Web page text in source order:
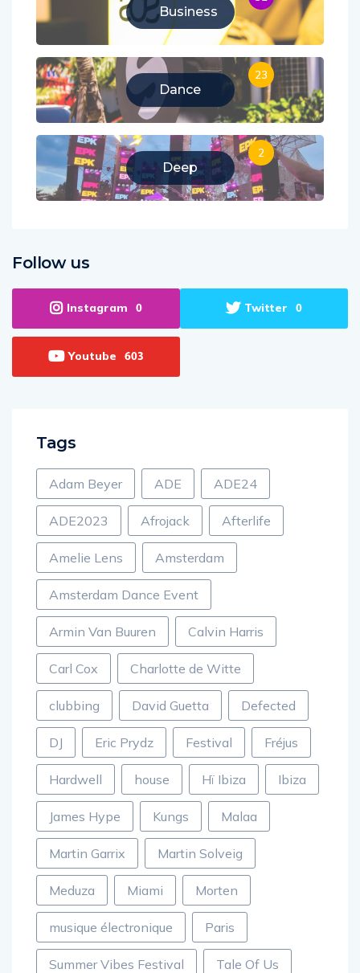
Business
Dance
23
Deep
2
Follow us
Instagram 0 Twitter 0
Youtube 603
Tags
Adam Beyer ADE ADE24
ADE2023 Afrojack Afterlife
Amelie Lens Amsterdam
Amsterdam Dance Event
Armin Van Buuren Calvin Harris
Carl Cox Charlotte de Witte
clubbing David Guetta Defected
DJ Eric Prydz Festival Fréjus
Hardwell house Hï Ibiza Ibiza
James Hype Kungs Malaa
Martin Garrix Martin Solveig
Meduza Miami Morten
musique électronique Paris
Summer Vibes Festival Tale Of Us